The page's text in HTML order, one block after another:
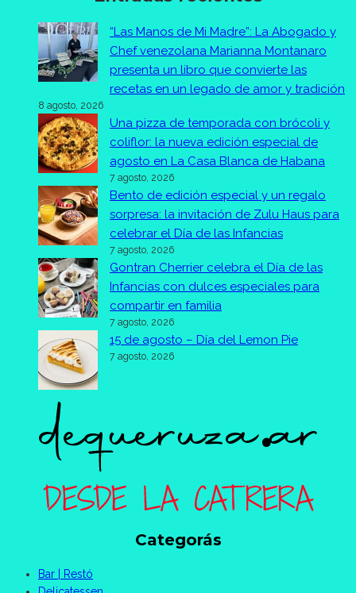
“Las Manos de Mi Madre”: La Abogado y
Chef venezolana Marianna Montanaro
presenta un libro que convierte las
recetas en un legado de amor y tradición
8 agosto, 2026
Una pizza de temporada con brócoli y
coliflor: la nueva edición especial de
agosto en La Casa Blanca de Habana
7 agosto, 2026
Bento de edición especial y un regalo
sorpresa: la invitación de Zulu Haus para
celebrar el Día de las Infancias
7 agosto, 2026
Gontran Cherrier celebra el Día de las
Infancias con dulces especiales para
compartir en familia
7 agosto, 2026
15 de agosto – Día del Lemon Pie
7 agosto, 2026
Categorás
Bar | Restó